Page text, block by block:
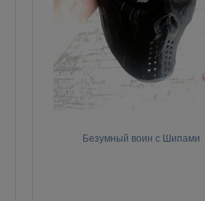
Безумный воин с Шипами